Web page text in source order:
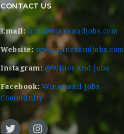
CONTACT US
Email: info@winesandjobs.com
Website: www.winesandjobs.com
Instagram: @Wines and Jobs
Facebook: Wines and Jobs
Community